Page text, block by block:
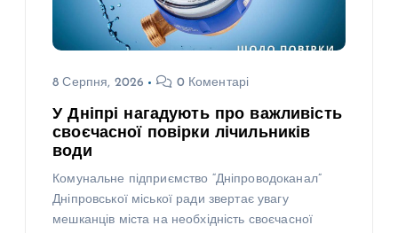
8 Серпня, 2026 0 Коментарі
У Дніпрі нагадують про важливість
своєчасної повірки лічильників
води
Комунальне підприємство “Дніпроводоканал”
Дніпровської міської ради звертає увагу
мешканців міста на необхідність своєчасної